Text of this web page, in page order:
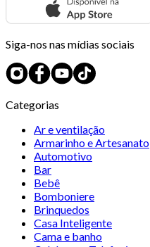
Siga-nos nas mídias sociais
Categorias
Ar e ventilação
Armarinho e Artesanato
Automotivo
Bar
Bebê
Bomboniere
Brinquedos
Casa Inteligente
Cama e banho